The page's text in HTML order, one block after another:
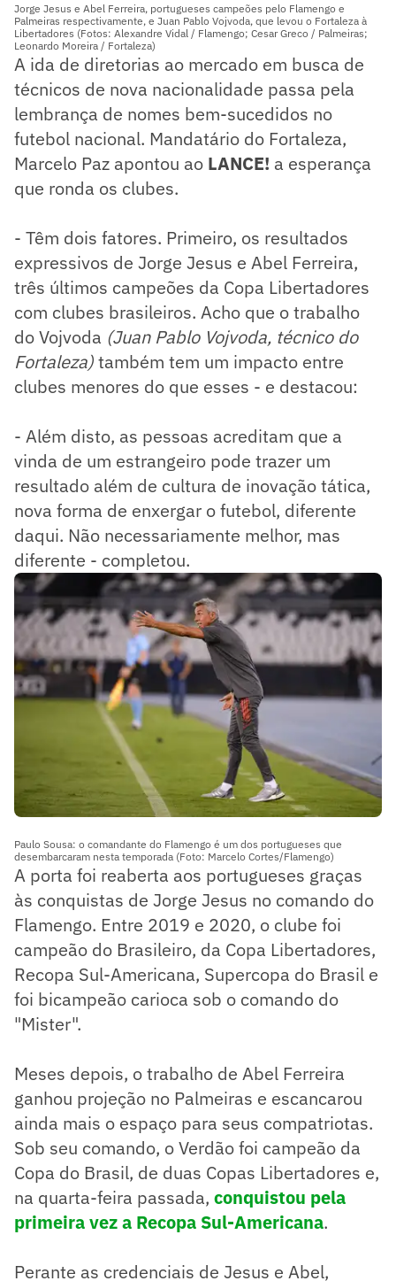
Jorge Jesus e Abel Ferreira, portugueses campeões pelo Flamengo e
Palmeiras respectivamente, e Juan Pablo Vojvoda, que levou o Fortaleza à
Libertadores (Fotos: Alexandre Vidal / Flamengo; Cesar Greco / Palmeiras;
Leonardo Moreira / Fortaleza)
A ida de diretorias ao mercado em busca de
técnicos de nova nacionalidade passa pela
lembrança de nomes bem-sucedidos no
futebol nacional. Mandatário do Fortaleza,
Marcelo Paz apontou ao LANCE! a esperança
que ronda os clubes.
- Têm dois fatores. Primeiro, os resultados
expressivos de Jorge Jesus e Abel Ferreira,
três últimos campeões da Copa Libertadores
com clubes brasileiros. Acho que o trabalho
do Vojvoda (Juan Pablo Vojvoda, técnico do
Fortaleza)também tem um impacto entre
clubes menores do que esses - e destacou:
- Além disto, as pessoas acreditam que a
vinda de um estrangeiro pode trazer um
resultado além de cultura de inovação tática,
nova forma de enxergar o futebol, diferente
daqui. Não necessariamente melhor, mas
diferente - completou.
Paulo Sousa: o comandante do Flamengo é um dos portugueses que
desembarcaram nesta temporada (Foto: Marcelo Cortes/Flamengo)
A porta foi reaberta aos portugueses graças
às conquistas de Jorge Jesus no comando do
Flamengo. Entre 2019 e 2020, o clube foi
campeão do Brasileiro, da Copa Libertadores,
Recopa Sul-Americana, Supercopa do Brasil e
foi bicampeão carioca sob o comando do
"Mister".
Meses depois, o trabalho de Abel Ferreira
ganhou projeção no Palmeiras e escancarou
ainda mais o espaço para seus compatriotas.
Sob seu comando, o Verdão foi campeão da
Copa do Brasil, de duas Copas Libertadores e,
na quarta-feira passada, conquistou pela
primeira vez a Recopa Sul-Americana.
Perante as credenciais de Jesus e Abel,